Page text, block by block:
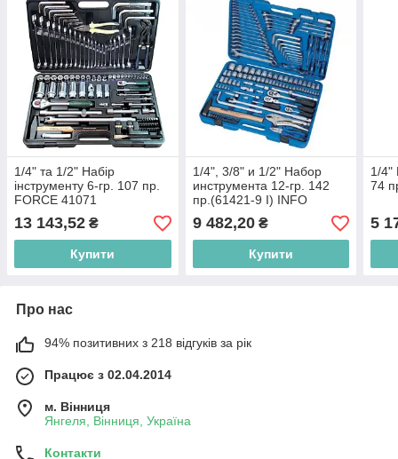
1/4" та 1/2" Набір
інструменту 6-гр. 107 пр.
FORCE 41071
13 143,52 ₴
Купити
1/4", 3/8" и 1/2" Набор
инструмента 12-гр. 142
пр.(61421-9 I) INFO
9 482,20₴
Купити
1/4"
74
5
Про нас
94% позитивних з 218 відгуків за рік
Працює з 02.04.2014
м. Вінниця
Янгеля, Вінниця, Україна
Контакти